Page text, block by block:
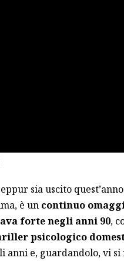
sia uscito
è un continuo
forte negli anni 90,
psicologico
anni e, guardandolo, vi si